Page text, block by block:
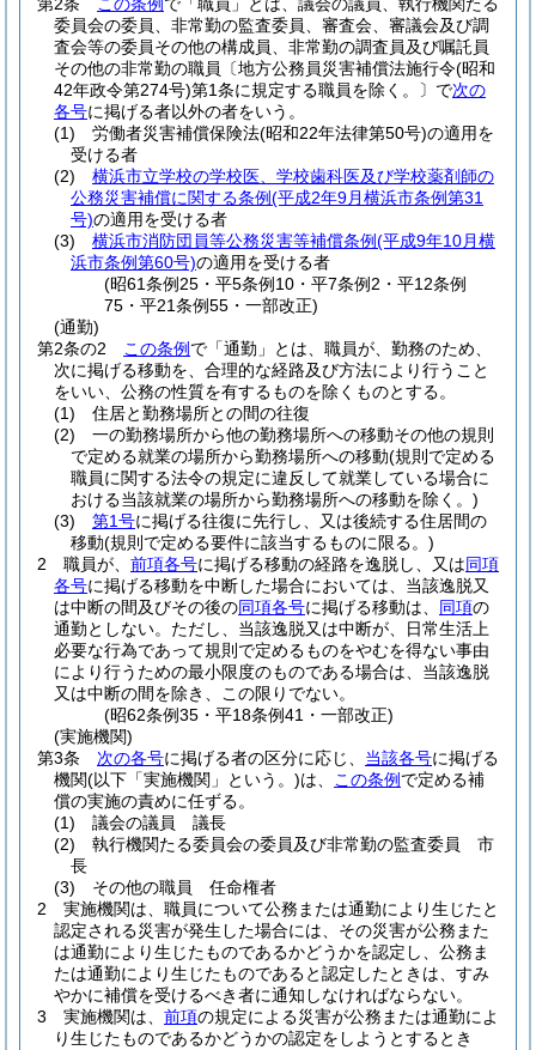
委員会の委員、非常勤の監査委員、審査会、審議会及び調
査会等の委員その他の構成員、非常勤の調査員及び嘱託員
その他の非常勤の職員〔地方公務員災害補償法施行令(昭和
42年政令第274号)第1条に規定する職員を除く。 〕で次の
各号に掲げる者以外の者をいう。
(1)
労働者災害補償保険法(昭和22年法律第50号)の適用を
受ける者
(2)
横浜市立学校の学校医、学校歯科医及び学校薬剤師の
公務災害補償に関する条例(平成2年9月横浜市条例第31
号)の適用を受ける者
(3)
横浜市消防団員等公務災害等補償条例(平成9年10月横
浜市条例第60号)の適用を受ける者
(昭61条例25・平5条例10・平7条例2・平12条例
75・平21条例55・一部改正)
(通勤)
第2条の2
この条例 で「通勤」とは、職員が、勤務のため、
次に掲げる移動を、合理的な経路及び方法により行うこと
をいい、公務の性質を有するものを除くものとする。
(1)
住居と勤務場所との間の往復
(2)
一の勤務場所から他の勤務場所への移動その他の規則
で定める就業の場所から勤務場所への移動(規則で定める
職員に関する法令の規定に違反して就業している場合に
おける当該就業の場所から勤務場所への移動を除く。)
(3)
第1号に掲げる往復に先行し、又は後続する住居間の
移動(規則で定める要件に該当するものに限る。)
2
職員が、 前項各号に掲げる移動の経路を逸脱し、又は同項
各号に掲げる移動を中断した場合においては、当該逸脱又
は中断の間及びその後の同項各号に掲げる移動は、 同項の
通勤としない。 ただし、当該逸脱又は中断が、日常生活上
必要な行為であって規則で定めるものをやむを得ない事由
により行うための最小限度のものである場合は、当該逸脱
又は中断の間を除き、この限りでない。
(昭62条例35・平18条例41・一部改正)
(実施機関)
第3条
次の各号に掲げる者の区分に応じ、 当該各号に掲げる
機関(以下「実施機関」という。)は、 この条例 で定める補
償の実施の責めに任ずる。
(1)
議会の議員 議長
(2)
執行機関たる委員会の委員及び非常勤の監査委員 市
長
(3)
その他の職員 任命権者
2
実施機関は、職員について公務または通勤により生じたと
認定される災害が発生した場合には、その災害が公務また
は通勤により生じたものであるかどうかを認定し、公務ま
たは通勤により生じたものであると認定したときは、すみ
やかに補償を受けるべき者に通知しなければならない。
3
実施機関は、 前項の規定による災害が公務または通勤によ
り生じたものであるかどうかの認定をしようとするとき